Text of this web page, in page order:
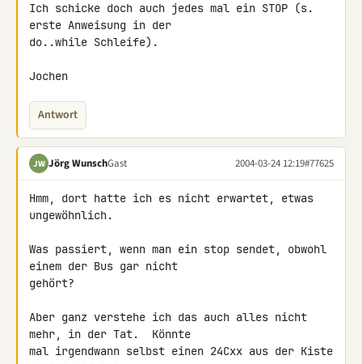
Ich schicke doch auch jedes mal ein STOP (s.
erste Anweisung in der
do..while Schleife).
Jochen
Antwort
JW Jörg WunschGast 2004-03-24 12:19#77625
Hmm, dort hatte ich es nicht erwartet, etwas
ungewöhnlich.
Was passiert, wenn man ein stop sendet, obwohl
einem der Bus gar nicht
gehört?
Aber ganz verstehe ich das auch alles nicht
mehr, in der Tat.  Könnte
mal irgendwann selbst einen 24Cxx aus der Kiste